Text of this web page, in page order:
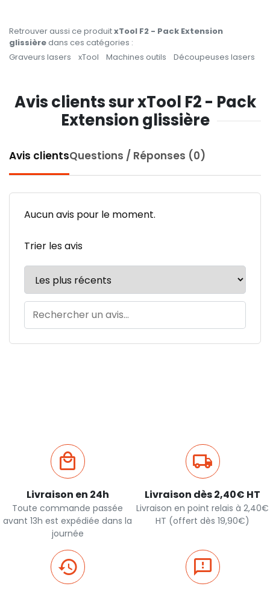
Retrouver aussi ce produitxTool F2 - Pack Extension
glissièredans ces catégories :
Graveurs lasers
xTool Machines outils Découpeuses lasers
Avis clients sur xTool F2 - Pack
Extension glissière
Avis clientsQuestions / Réponses (0)
Aucun avis pour le moment.
Trier les avis
Livraison en 24h
Toute commande passée
avant 13h est expédiée dans la
journée
Livraison dès 2,40€ HT
Livraison en point relais à 2,40€
HT (offert dès 19,90€)